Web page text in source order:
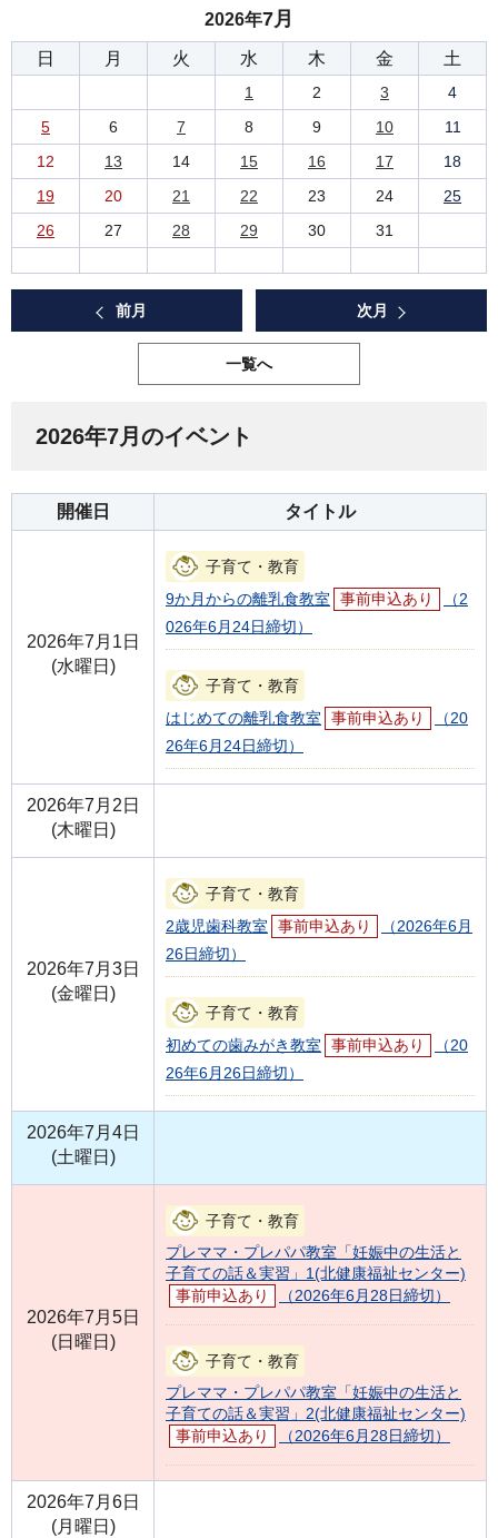
2026年7月
日 月 火 水 木 金 土
1 2 3
4
5
6 7 8 9 10
11
12
13 14 15 16 17
18
19
20 21 22 23 24
25
26
27 28 29 30 31
前月 次月
一覧へ
2026年7月のイベント
開催日 タイトル
2026年7月1日
(水曜日)
子育て・教育
9か月からの離乳食教室
事前申込あり
（2
026年6月24日締切）
子育て・教育
はじめての離乳食教室
事前申込あり
（20
26年6月24日締切）
2026年7月2日
(木曜日)
2026年7月3日
(金曜日)
子育て・教育
2歳児歯科教室
事前申込あり
（2026年6月
26日締切）
子育て・教育
初めての歯みがき教室
事前申込あり
（20
26年6月26日締切）
2026年7月4日
(土曜日)
2026年7月5日
(日曜日)
子育て・教育
プレママ・プレパパ教室「妊娠中の生活と
子育ての話＆実習」1(北健康福祉センター)
事前申込あり
（2026年6月28日締切）
子育て・教育
プレママ・プレパパ教室「妊娠中の生活と
子育ての話＆実習」2(北健康福祉センター)
事前申込あり
（2026年6月28日締切）
2026年7月6日
(月曜日)